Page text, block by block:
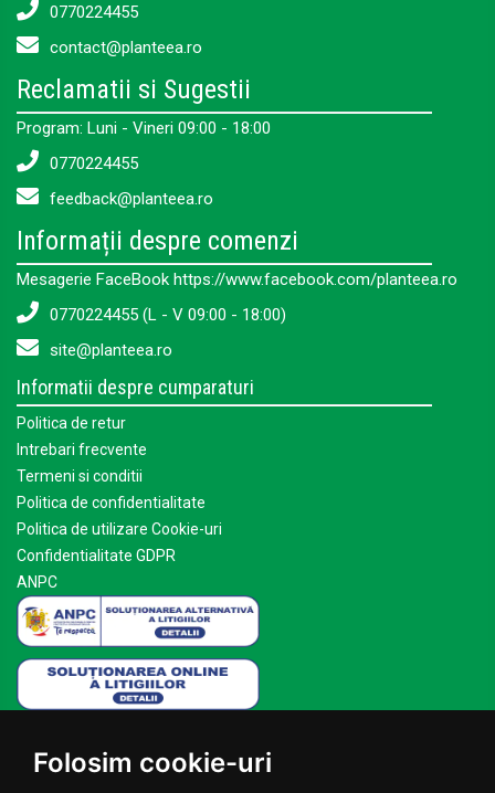
Folosim cookie-uri
0770224455
contact@planteea.ro
Reclamatii si Sugestii
Program: Luni - Vineri 09:00 - 18:00
0770224455
feedback@planteea.ro
Informații despre comenzi
Mesagerie FaceBook https://www.facebook.com/planteea.ro
0770224455 (L - V 09:00 - 18:00)
site@planteea.ro
Informatii despre cumparaturi
Politica de retur
Intrebari frecvente
Termeni si conditii
Politica de confidentialitate
Politica de utilizare Cookie-uri
Confidentialitate GDPR
ANPC
Acasa